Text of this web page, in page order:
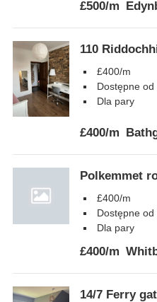
£500/m
110
£400/m
Dostępne
Dla pary
£400/m
Polkemmet
£400/m
Dostępne od
Dla pary
£400/m
14/7 Ferry